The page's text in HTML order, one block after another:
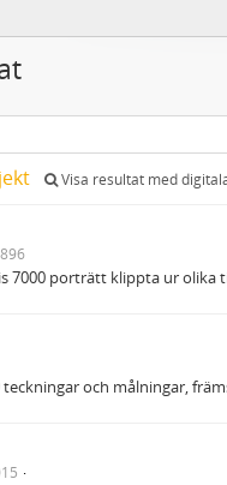
Visa resultat med
7000 porträtt klippta ur
och målningar,